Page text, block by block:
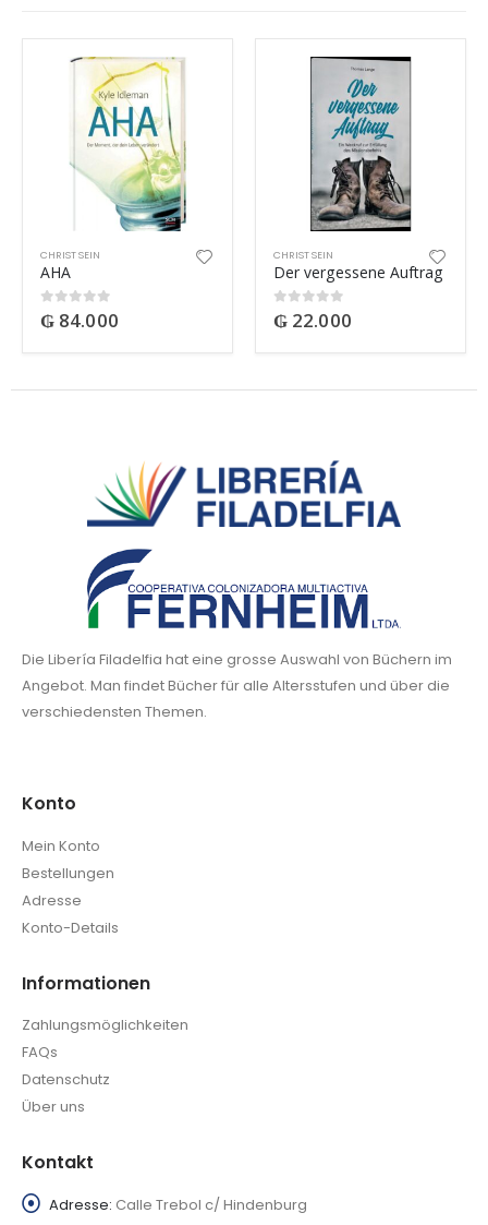
CHRIST SEIN
AHA
0out of 5
₲ 84.000
CHRIST SEIN
Der vergessene Auftrag
0out of 5
₲ 22.000
Die Libería Filadelfia hat eine grosse Auswahl von Büchern im
Angebot. Man findet Bücher für alle Altersstufen und über die
verschiedensten Themen.
Konto
Mein Konto
Bestellungen
Adresse
Konto-Details
Informationen
Zahlungsmöglichkeiten
FAQs
Datenschutz
Über uns
Kontakt
Adresse: Calle Trebol c/ Hindenburg